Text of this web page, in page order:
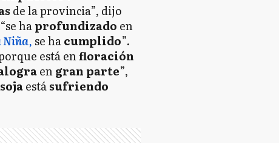
de la provincia”, dijo
haprofundizado en
Niña,se hacumplido”.
está enfloración
engran parte”,
sojaestásufriendo